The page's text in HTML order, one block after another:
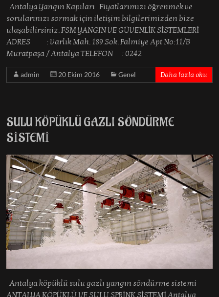
Antalya Yangın Kapıları Fiyatlarımızı öğrenmek ve
sorularınızı sormak için iletişim bilgilerimizden bize
ulaşabilirsiniz. FSM YANGIN VE GÜVENLİK SİSTEMLERİ
ADRES : Varlık Mah. 189.Sok. Palmiye Apt No:11/B
Muratpaşa / Antalya TELEFON : 0242
admin 20 Ekim 2016 Genel Daha fazla oku
SULU KÖPÜKLÜ GAZLI SÖNDÜRME
SİSTEMİ
Antalya köpüklü sulu gazlı yangın söndürme sistemi